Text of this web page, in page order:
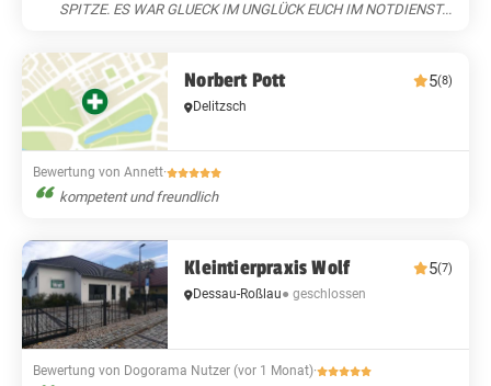
SPITZE. ES WAR GLUECK IM UNGLÜCK EUCH IM NOTDIENST...
Norbert Pott 5(8)
Delitzsch
Bewertung von Annett·
kompetent und freundlich
Kleintierpraxis Wolf 5(7)
Dessau-Roßlau● geschlossen
Bewertung von Dogorama Nutzer (vor 1 Monat)·